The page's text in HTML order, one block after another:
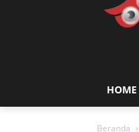
HOME
Beranda